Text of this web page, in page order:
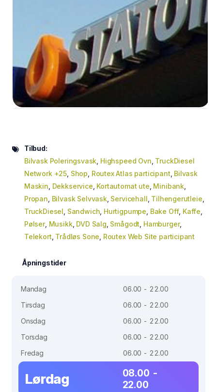
Tilbud:
Bilvask Poleringsvask Highspeed Ovn TruckDiesel
Network +25 Shop Routex Atlas participant Bilvask
Maskin Dekkservice Kortautomat ute Minibank,
Propan Bilvask Selvvask, Servicehall Tilhengerutleie
TruckDiesel Sandwich Hurtigpumpe Bake Off, Kaffe
Pølser, Musikk, DVD Salg Smågodt Hamburger,
Telekort Trådløs Sone Routex Web Site participant
Åpningstider
Mandag
06.00 - 22.00
Tirsdag
06.00 - 22.00
Onsdag
06.00 - 22.00
Torsdag
06.00 - 22.00
Fredag
06.00 - 22.00
Lørdag
08.00 -
22.00